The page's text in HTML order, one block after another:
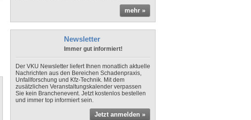
mehr »
Newsletter
Immer gut informiert!
Der VKU Newsletter liefert Ihnen monatlich aktuelle
Nachrichten aus den Bereichen Schadenpraxis,
Unfallforschung und Kfz-Technik. Mit dem
zusätzlichen Veranstaltungskalender verpassen
Sie kein Branchenevent. Jetzt kostenlos bestellen
und immer top informiert sein.
Jetzt anmelden »